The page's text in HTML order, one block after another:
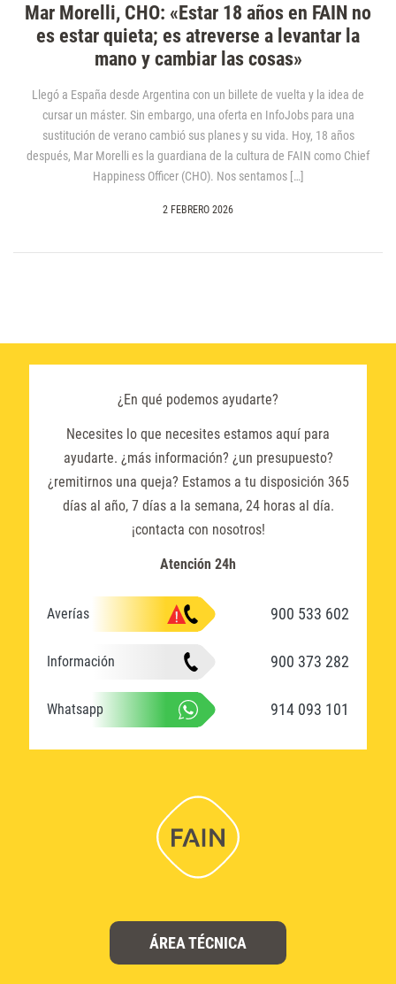
Mar Morelli, CHO: «Estar 18 años en FAIN no
es estar quieta; es atreverse a levantar la
mano y cambiar las cosas»
Llegó a España desde Argentina con un billete de vuelta y la idea de
cursar un máster. Sin embargo, una oferta en InfoJobs para una
sustitución de verano cambió sus planes y su vida. Hoy, 18 años
después, Mar Morelli es la guardiana de la cultura de FAIN como Chief
Happiness Officer (CHO). Nos sentamos […]
2 FEBRERO 2026
¿En qué podemos ayudarte?
Necesites lo que necesites estamos aquí para
ayudarte. ¿más información? ¿un presupuesto?
¿remitirnos una queja? Estamos a tu disposición 365
días al año, 7 días a la semana, 24 horas al día.
¡contacta con nosotros!
Atención 24h
Averías 900 533 602
Información 900 373 282
Whatsapp 914 093 101
ÁREA TÉCNICA